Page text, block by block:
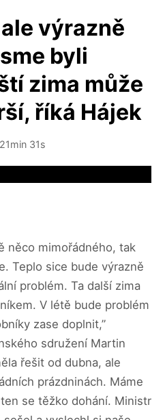
výrazně
byli
zima může
říká Hájek
31s
něco mimořádného, tak
Teplo sice bude výrazně
problém. Ta další zima
V létě bude problém
zase doplnit,”
sdružení Martin
řešit od dubna, ale
prázdninách. Máme
se těžko dohání. Ministr